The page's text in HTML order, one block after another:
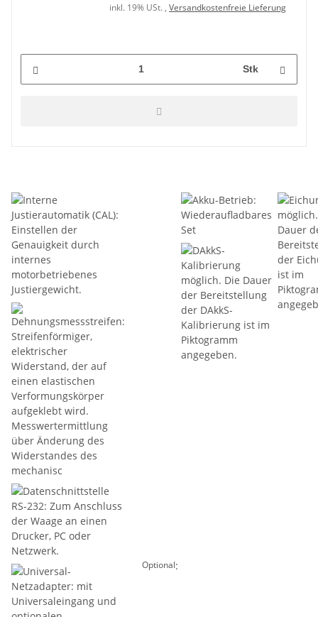
inkl. 19% USt. , Versandkostenfreie Lieferung
Stk
Optional: